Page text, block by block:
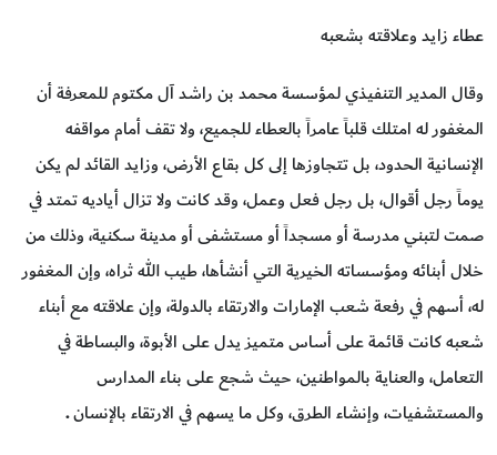
عطاء زايد وعلاقته بشعبه
وقال المدير التنفيذي لمؤسسة محمد بن راشد آل مكتوم للمعرفة أن
المغفور له امتلك قلباً عامراً بالعطاء للجميع، ولا تقف أمام مواقفه
الإنسانية الحدود، بل تتجاوزها إلى كل بقاع الأرض، وزايد القائد لم يكن
يوماً رجل أقوال، بل رجل فعل وعمل، وقد كانت ولا تزال أياديه تمتد في
صمت لتبني مدرسة أو مسجداً أو مستشفى أو مدينة سكنية، وذلك من
خلال أبنائه ومؤسساته الخيرية التي أنشأها، طيب الله ثراه، وإن المغفور
له، أسهم في رفعة شعب الإمارات والارتقاء بالدولة، وإن علاقته مع أبناء
شعبه كانت قائمة على أساس متميز يدل على الأبوة، والبساطة في
التعامل، والعناية بالمواطنين، حيث شجع على بناء المدارس
والمستشفيات، وإنشاء الطرق، وكل ما يسهم في الارتقاء بالإنسان.